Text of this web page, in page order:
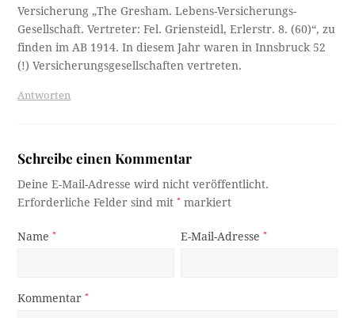
Versicherung „The Gresham. Lebens-Versicherungs-
Gesellschaft. Vertreter: Fel. Griensteidl, Erlerstr. 8. (60)“, zu
finden im AB 1914. In diesem Jahr waren in Innsbruck 52
(!) Versicherungsgesellschaften vertreten.
Antworten
Schreibe einen Kommentar
Deine E-Mail-Adresse wird nicht veröffentlicht.
Erforderliche Felder sind mit* markiert
Name* E-Mail-Adresse*
Kommentar*